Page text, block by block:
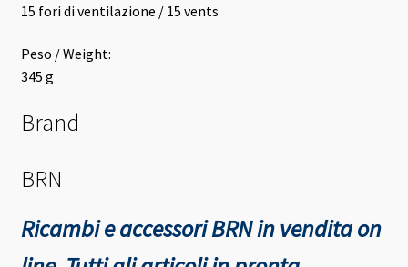
15 fori di ventilazione / 15 vents
Peso / Weight:
345 g
Brand
BRN
Ricambi e accessori BRN in vendita on